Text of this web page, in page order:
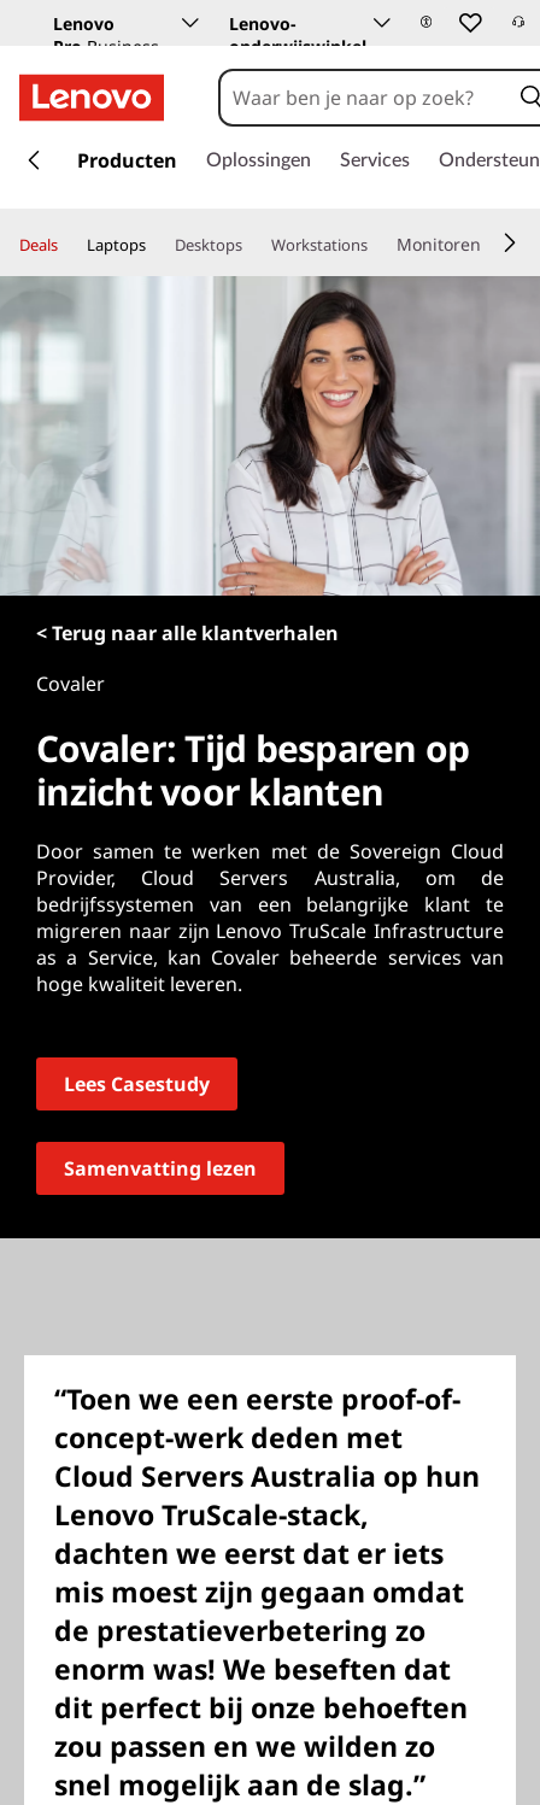
Lenovo
Pro Business
Store
Lenovo-
onderwijswinkel
a
a
e
Producten Oplossingen Services
Deals Laptops Desktops Workstations Monitoren
< Terug naar alle klantverhalen
Covaler
Covaler: Tijd besparen op
inzicht voor klanten
Door samen te werken met de Sovereign Cloud
Provider, Cloud Servers Australia, om de
bedrijfssystemen van een belangrijke klant te
migreren naar zijn Lenovo TruScale Infrastructure
as a Service, kan Covaler beheerde services van
hoge kwaliteit leveren.
Lees Casestudy
Samenvatting lezen
“Toen we een eerste proof-of-
concept-werk deden met
Cloud Servers Australia op hun
Lenovo TruScale-stack,
dachten we eerst dat er iets
mis moest zijn gegaan omdat
de prestatieverbetering zo
enorm was! We beseften dat
dit perfect bij onze behoeften
zou passen en we wilden zo
snel mogelijk aan de slag.”